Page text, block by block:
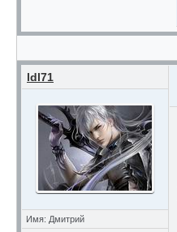
ldl71
Имя: Дмитрий